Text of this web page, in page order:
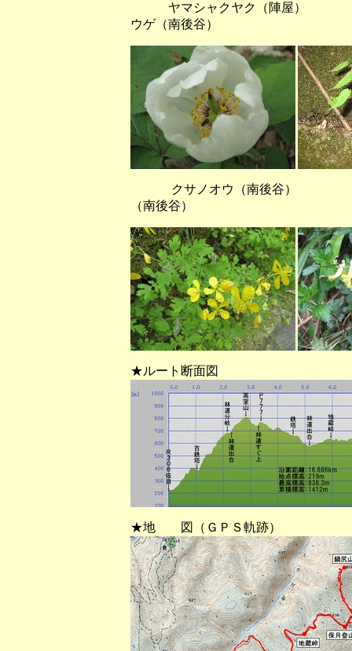
ヤマシャクヤク（陣屋
ウゲ（南後谷）
クサノオウ（南後谷
（南後谷）
★ルート断面図
★地 図（ＧＰＳ軌跡）